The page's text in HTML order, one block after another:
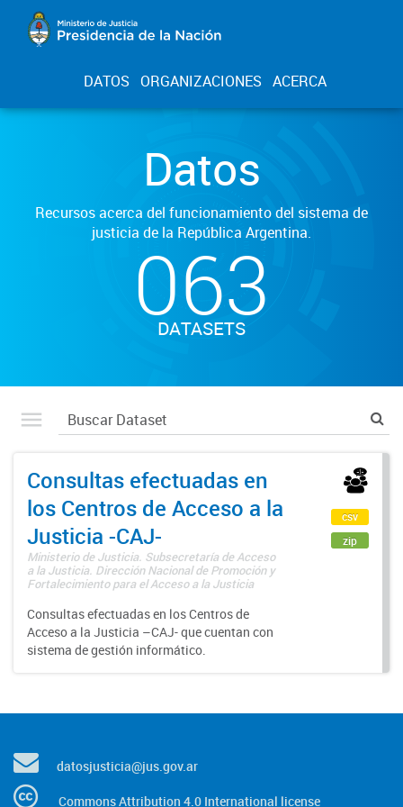
DATOS ORGANIZACIONES ACERCA
Datos
Recursos acerca del funcionamiento del sistema de
justicia de la República Argentina.
063
DATASETS
Consultas efectuadas en
los Centros de Acceso a la
Justicia -CAJ-
Ministerio de Justicia. Subsecretaría de Acceso
a la Justicia. Dirección Nacional de Promoción y
Fortalecimiento para el Acceso a la Justicia
Consultas efectuadas en los Centros de
Acceso a la Justicia –CAJ- que cuentan con
sistema de gestión informático.
csv
zip
datosjusticia@jus.gov.ar
Commons Attribution 4.0 International license